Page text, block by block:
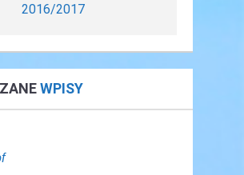
2016/2017
WPISY